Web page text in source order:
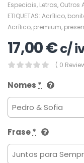
Especiais, Letras, Outros
ETIQUETAS: Acrílico,
Acrílico, premium,
17,00€c/
( 0
Nomes *
Frase*